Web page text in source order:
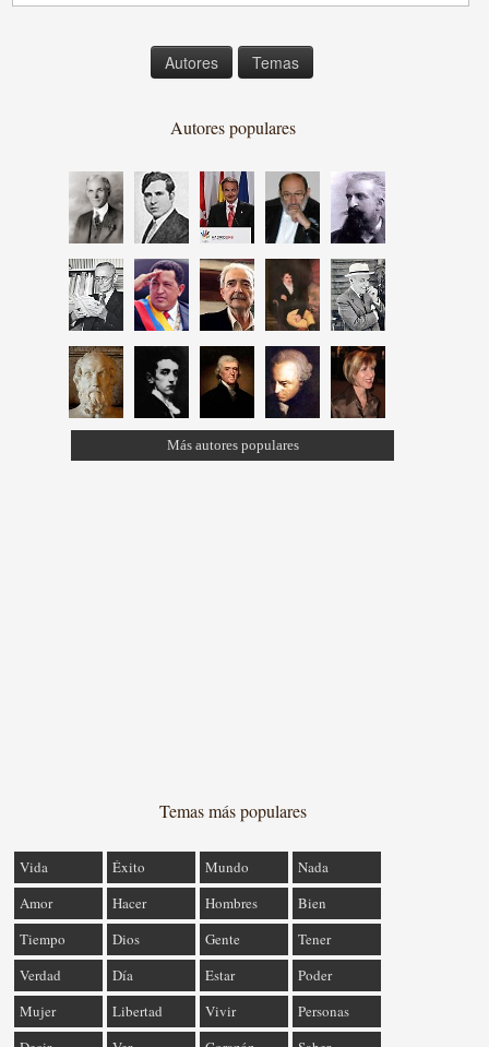
Autores Temas
Autores populares
Más autores populares
Temas más populares
Vida Éxito Mundo
Nada
Amor
Hacer Hombres
Bien
Tiempo
Dios Gente
Tener
Verdad
Día Estar
Poder
Mujer
Libertad Vivir
Personas